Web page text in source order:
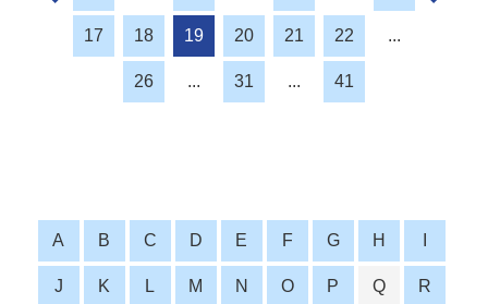
17 18 19 20 21 22 ...
26 ... 31 ... 41
A B C D E F G H
J K L M N O P Q R